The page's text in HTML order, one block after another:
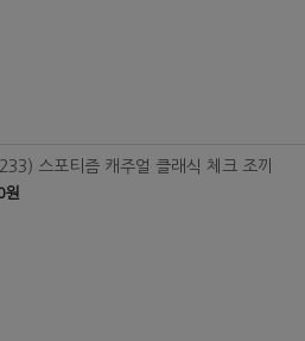
스포티즘 캐주얼 클래식 체크 조끼